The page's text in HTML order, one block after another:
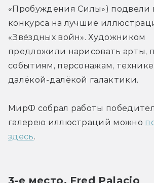
«Пробуждения Силы») подвели
конкурса на лучшие
«Звёздных войн». Художником
предложили нарисовать арты,
событиям, персонажам,
далёкой-далёкой галактики.
МирФ собрал работы
галерею иллюстраций можно
здесь.
3-е место, Fred Palacio